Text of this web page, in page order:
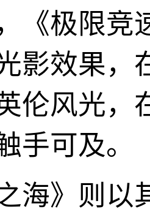
《极限竞
影效果，
伦风光，
手可及。
海》则以